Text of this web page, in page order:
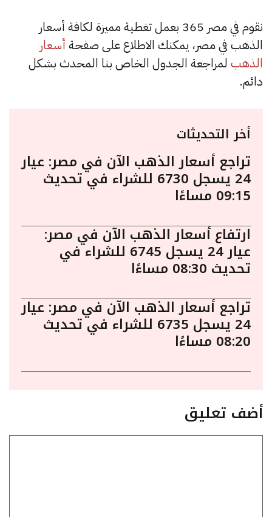
نقوم في مصر 365 بعمل تغطية مميزة لكافة أسعار
الذهب في مصر، يمكنك الاطلاع على صفحة أسعار
الذهب لمراجعة الجدول الخاص بنا المحدث بشكل
دائم.
أخر التحديثات
تراجع أسعار الذهب الآن في مصر: عيار
24 يسجل 6730 للشراء في تحديث
09:15 مساءًا
ارتفاع أسعار الذهب الآن في مصر:
عيار 24 يسجل 6745 للشراء في
تحديث 08:30 مساءًا
تراجع أسعار الذهب الآن في مصر: عيار
24 يسجل 6735 للشراء في تحديث
08:20 مساءًا
أضف تعليق